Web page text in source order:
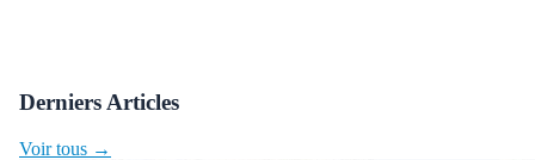
Derniers Articles
Voir tous →